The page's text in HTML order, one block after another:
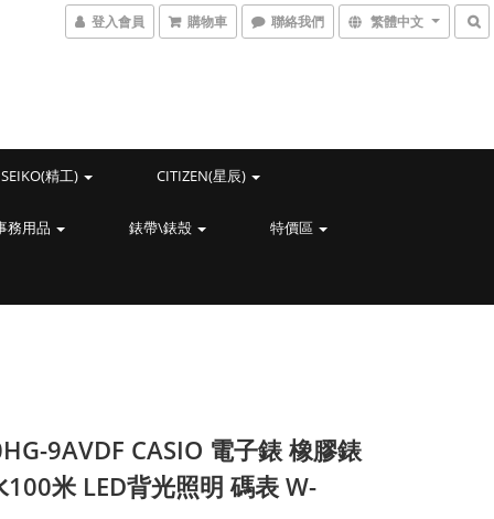
登入會員 購物車 聯絡我們 繁體中文
SEIKO(精工) CITIZEN(星辰)
務用品 錶帶\錶殼 特價區
9AVDF CASIO 電子錶 橡膠錶
100米 LED背光照明 碼表 W-